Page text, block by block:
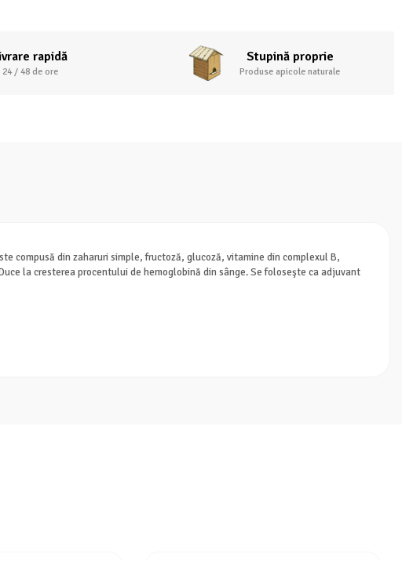
rapidă
24 / 48 de ore
Stupină proprie
Produse apicole naturale
compusă din zaharuri simple, fructoză, glucoză, vitamine din complexul B,
la cresterea procentului de hemoglobină din sânge. Se foloseşte ca adjuvant